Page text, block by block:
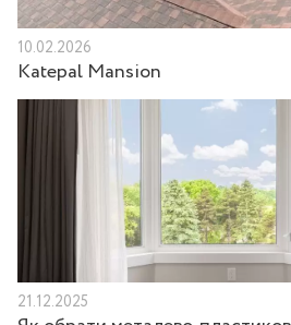
10.02.2026
Katepal Mansion
21.12.2025